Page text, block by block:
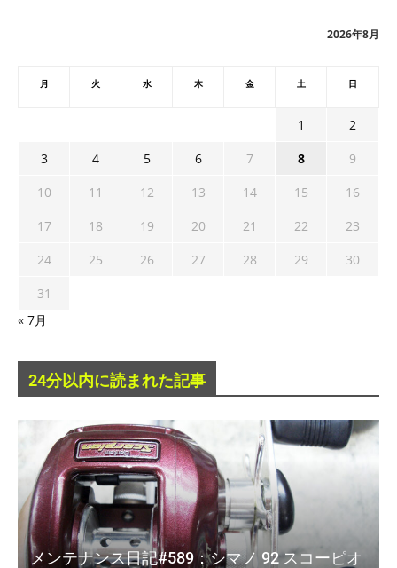
2026年8月
月 火 水 木 金 土 日
1
2
3
4 5 6 7 8
9
10
11 12 13 14 15
16
17
18 19 20 21 22
23
24
25 26 27 28 29
30
31
« 7月
24分以内に読まれた記事
メンテナンス日記#589：シマノ 92 スコーピオ